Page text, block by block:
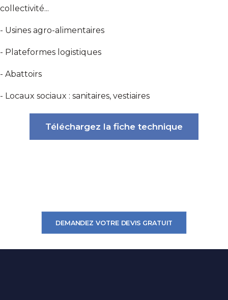
collectivité...
- Usines agro-alimentaires
- Plateformes logistiques
- Abattoirs
- Locaux sociaux : sanitaires, vestiaires
Téléchargez la fiche technique
DEMANDEZ VOTRE DEVIS GRATUIT